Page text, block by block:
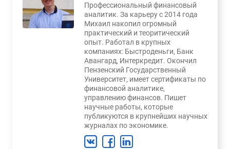
Профессиональный финансовый
аналитик. За карьеру с 2014 года
Михаил накопил огромный
практический и теоритический
опыт. Работал в крупных
компаниях: Быстроденьги, Банк
Авангард, Интеркредит. Окончил
Пензенский Государственный
Университет, имеет сертификаты по
финансовой аналитике,
управлению финансов. Пишет
научные работы, которые
публикуются в крупнейших научных
журналах по экономике.